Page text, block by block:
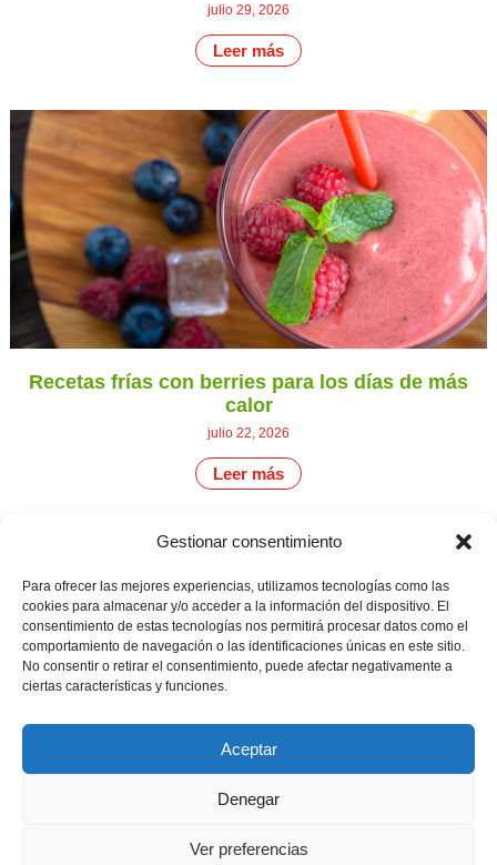
Gestionar consentimiento
Para ofrecer las mejores experiencias, utilizamos tecnologías como las
cookies para almacenar y/o acceder a la información del dispositivo. El
consentimiento de estas tecnologías nos permitirá procesar datos como el
comportamiento de navegación o las identificaciones únicas en este sitio.
No consentir o retirar el consentimiento, puede afectar negativamente a
ciertas características y funciones.
Aceptar
Denegar
Ver preferencias
julio 29, 2026
Leer más
Recetas frías con berries para los días de más
calor
julio 22, 2026
Leer más
Productores
de
fresas,
frambuesas,
arándanos
y
desde
y
Camino de
Montemayor s/n
21800 Moguer.
Huelva ESPAÑA.
info@cunadeplatero.com
25
MATERIALES
CORPORATIVOS
Logotipo -
Dossier inglés
Aviso legal
Política de
privacidad
Canal de denuncias